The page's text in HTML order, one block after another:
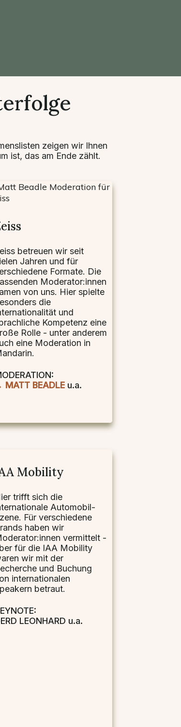
zeigen wir Ihnen
ist, das am Ende zählt.
betreuen wir seit
Jahren und für
Formate. Die
Moderator:innen
von uns. Hier spielte
die
und
Kompetenz eine
Rolle - unter anderem
eine Moderation in
MATT BEADLE u.a.
Mobility
trifft sich die
Automobil-
Für verschiedene
haben wir
vermittelt -
für die IAA Mobility
wir mit der
und Buchung
internationalen
betraut.
LEONHARD u.a.